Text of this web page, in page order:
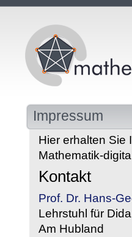
Impressum
Hier erhalten Sie
Mathematik-
Kontakt
Prof. Dr. Hans-
Lehrstuhl für
Am Hubland